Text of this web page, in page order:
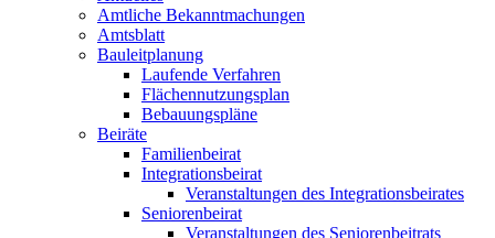
Amtliche Bekanntmachungen
Amtsblatt
Bauleitplanung
Laufende Verfahren
Flächennutzungsplan
Bebauungspläne
Beiräte
Familienbeirat
Integrationsbeirat
Veranstaltungen des Integrationsbeirates
Seniorenbeirat
Veranstaltungen des Seniorenbeitrats